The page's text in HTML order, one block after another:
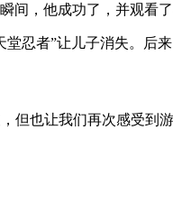
间，他成功了，并观
忍者”让儿子消失。后
但也让我们再次感受